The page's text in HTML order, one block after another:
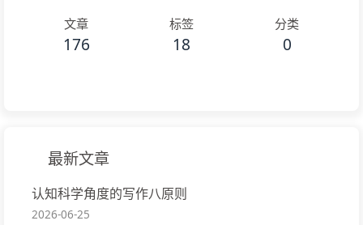
文章
176
标签
18
分类
0
最新文章
认知科学角度的写作八原则
2026-06-25